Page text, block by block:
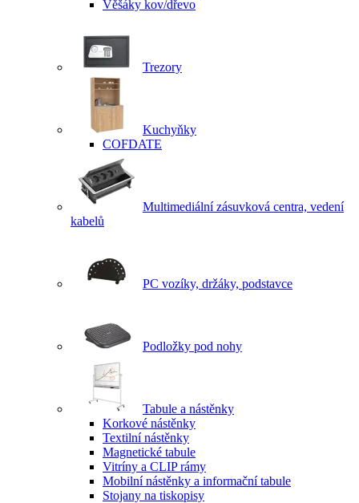
Věšáky kov/dřevo
Trezory
Kuchyňky
COFDATE
Multimediální zásuvková centra, vedení
kabelů
PC vozíky, držáky, podstavce
Podložky pod nohy
Tabule a nástěnky
Korkové nástěnky
Textilní nástěnky
Magnetické tabule
Vitríny a CLIP rámy
Mobilní nástěnky a informační tabule
Stojany na tiskopisy